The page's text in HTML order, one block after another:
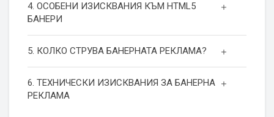
4. ОСОБЕНИ ИЗИСКВАНИЯ КЪМ HTML5
БАНЕРИ
5. КОЛКО СТРУВА БАНЕРНАТА РЕКЛАМА?
6. ТЕХНИЧЕСКИ ИЗИСКВАНИЯ ЗА БАНЕРНА
РЕКЛАМА